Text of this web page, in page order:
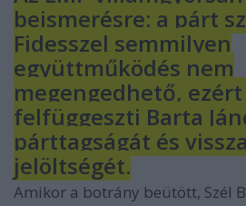
beismerésre: a párt
Fidesszel semmilyen
együttműködés nem
megengedhető,
felfüggeszti Barta
párttagságát és
jelöltségét.
Amikor a botrány beütött, Szél